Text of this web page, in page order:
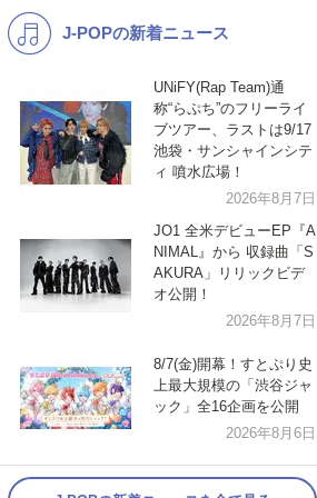
K-POP 演歌・歌謡
洋楽
VTuber ディズニー
J-POPの新着ニュース
UNiFY(Rap Team)通
称“らぷち”のフリーライ
ブツアー、ラストは9/17
池袋・サンシャインシテ
ィ 噴水広場！
2026年8月7日
JO1 全米デビューEP『A
NIMAL』から 収録曲「S
AKURA」リリックビデ
オ公開！
2026年8月7日
8/7(金)開幕！すとぷり史
上最大規模の「渋谷ジャ
ック」全16企画を公開
2026年8月6日